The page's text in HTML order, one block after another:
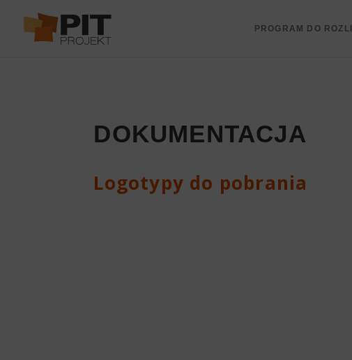
PROGRAM DO
DOKUMENTACJA
Logotypy do pobrania